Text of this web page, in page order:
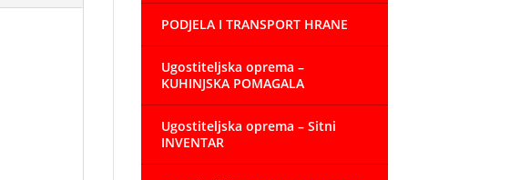
PODJELA I TRANSPORT HRANE
Ugostiteljska oprema –
KUHINJSKA POMAGALA
Ugostiteljska oprema – Sitni
INVENTAR